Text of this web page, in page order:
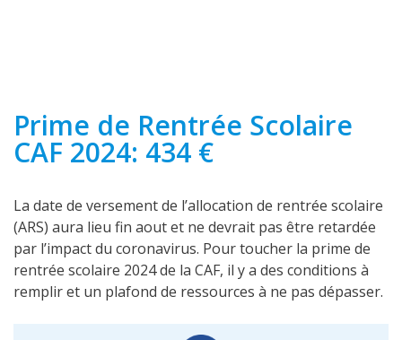
Prime de Rentrée Scolaire
CAF 2024: 434 €
La date de versement de l’allocation de rentrée scolaire
(ARS) aura lieu fin aout et ne devrait pas être retardée
par l’impact du coronavirus. Pour toucher la prime de
rentrée scolaire 2024 de la CAF, il y a des conditions à
remplir et un plafond de ressources à ne pas dépasser.